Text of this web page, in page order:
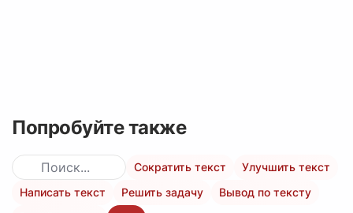
Попробуйте также
Сократить текст
Улучшить текст
Написать текст
Решить задачу
Вывод по тексту